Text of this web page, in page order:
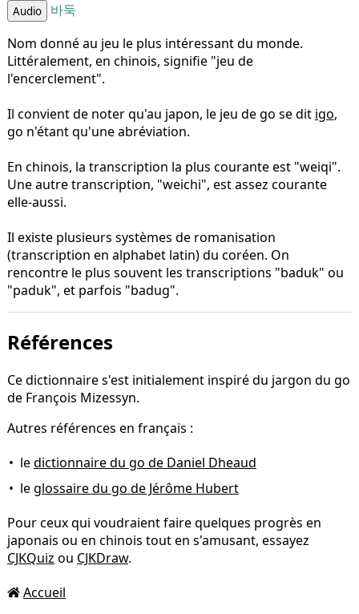
Audio
바둑
Nom donné au jeu le plus intéressant du monde.
Littéralement, en chinois, signifie "jeu de
l'encerclement".
Il convient de noter qu'au japon, le jeu de go se dit igo,
go n'étant qu'une abréviation.
En chinois, la transcription la plus courante est "weiqi".
Une autre transcription, "weichi", est assez courante
elle-aussi.
Il existe plusieurs systèmes de romanisation
(transcription en alphabet latin) du coréen. On
rencontre le plus souvent les transcriptions "baduk" ou
"paduk", et parfois "badug".
Références
Ce dictionnaire s'est initialement inspiré du jargon du go
de François Mizessyn.
Autres références en français :
ledictionnaire du go de Daniel Dheaud
leglossaire du go de Jérôme Hubert
Pour ceux qui voudraient faire quelques progrès en
japonais ou en chinois tout en s'amusant, essayez
CJKQuiz ou CJKDraw.
Accueil